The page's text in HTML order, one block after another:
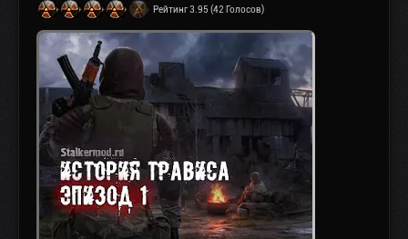
Рейтинг 3.95 (42 Голосов)